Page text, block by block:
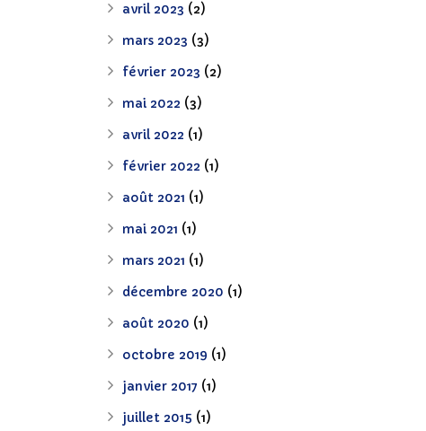
avril 2023 (2)
mars 2023 (3)
février 2023 (2)
mai 2022 (3)
avril 2022 (1)
février 2022 (1)
août 2021 (1)
mai 2021 (1)
mars 2021 (1)
décembre 2020 (1)
août 2020 (1)
octobre 2019 (1)
janvier 2017 (1)
juillet 2015 (1)